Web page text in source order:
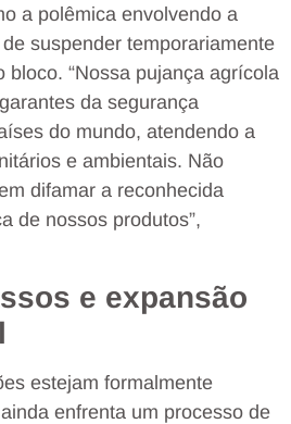
a polêmica envolvendo a
suspender temporariamente
bloco. “Nossa pujança agrícola
da segurança
do mundo, atendendo a
e ambientais. Não
difamar a reconhecida
de nossos produtos”,
e expansão
estejam formalmente
enfrenta um processo de